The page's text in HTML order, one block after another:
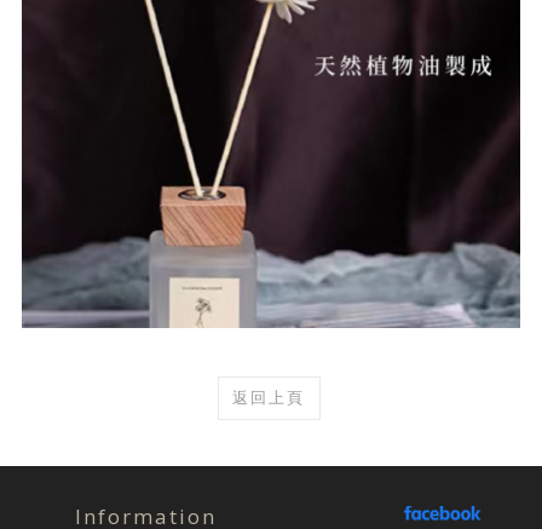
返回上頁
Information